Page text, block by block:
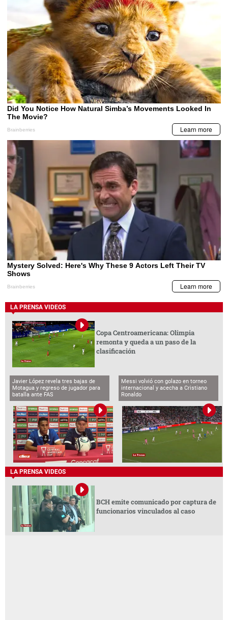
LA PRENSA VIDEOS
Copa Centroamericana: Olimpia
remonta y queda a un paso de la
clasificación
Javier López revela tres bajas de
Motagua y regreso de jugador para
batalla ante FAS
Messi volvió con golazo en torneo
internacional y acecha a Cristiano
Ronaldo
LA PRENSA VIDEOS
BCH emite comunicado por captura de
funcionarios vinculados al caso